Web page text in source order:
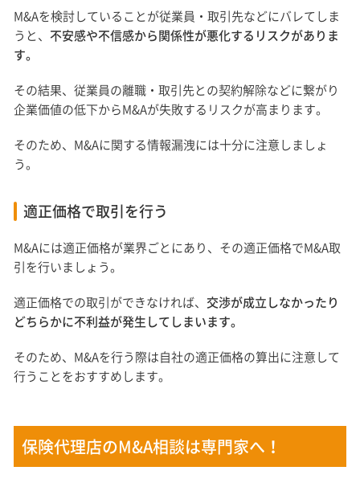
M&Aを検討していることが従業員・取引先などにバレてしま
うと、不安感や不信感から関係性が悪化するリスクがありま
す。
その結果、従業員の離職・取引先との契約解除などに繋がり
企業価値の低下からM&Aが失敗するリスクが高まります。
そのため、M&Aに関する情報漏洩には十分に注意しましょ
う。
適正価格で取引を行う
M&Aには適正価格が業界ごとにあり、その適正価格でM&A取
引を行いましょう。
適正価格での取引ができなければ、 交渉が成立しなかったり
どちらかに不利益が発生してしまいます。
そのため、M&Aを行う際は自社の適正価格の算出に注意して
行うことをおすすめします。
保険代理店のM&A相談は専門家へ！